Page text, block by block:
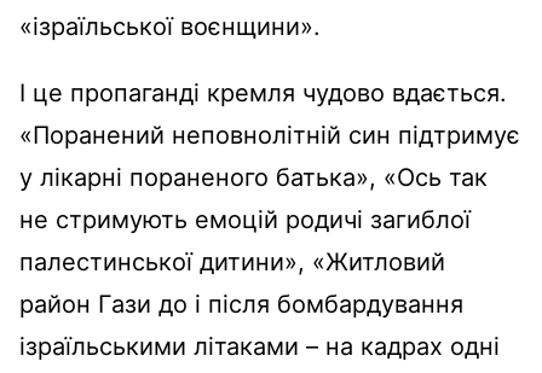
«ізраїльської воєнщини».
І це пропаганді кремля чудово вдається.
«Поранений неповнолітній син підтримує
у лікарні пораненого батька», «Ось так
не стримують емоцій родичі загиблої
палестинської дитини», «Житловий
район Гази до і після бомбардування
ізраїльськими літаками – на кадрах одні